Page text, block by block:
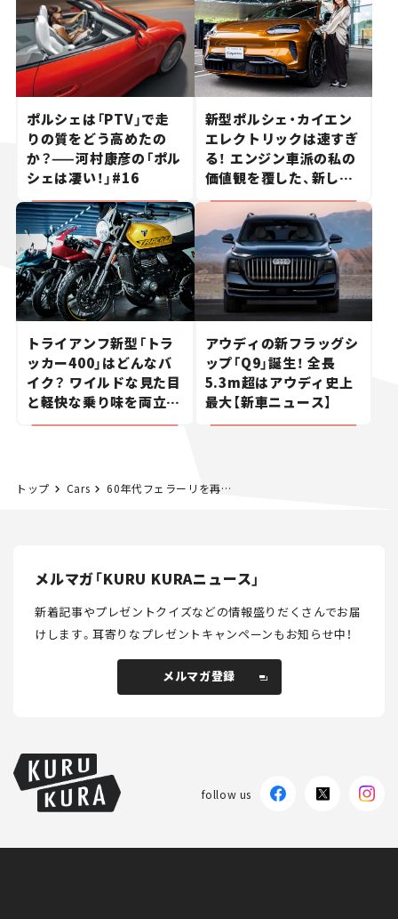
ポルシェは「PTV」で走
りの質をどう高めたの
か？——河村康彦の「ポル
シェは凄い！」#16
新型ポルシェ・カイエン
エレクトリックは速すぎ
る！ エンジン車派の私の
価値観を覆した、新しい
ポルシェの走り。
トライアンフ新型「トラ
ッカー400」はどんなバ
イク？ ワイルドな見た目
と軽快な乗り味を両立し
た400ccフラットトラッ
アウディの新フラッグシ
ップ「Q9」誕生！ 全長
5.3m超はアウディ史上
最大【新車ニュース】
トップ Cars 60年代フェラーリを再解釈！ 世界に1台のフェラーリ「P80/C」が登場
メルマガ「KURU KURAニュース」
新着記事やプレゼントクイズなどの情報盛りだくさんでお届
けします。耳寄りなプレゼントキャンペーンもお知らせ中！
メルマガ登録
follow us